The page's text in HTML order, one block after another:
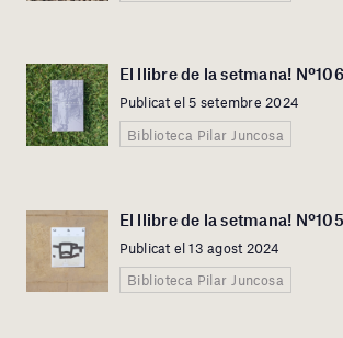
El llibre de la setmana! Nº106
Publicat el 5 setembre 2024
Biblioteca Pilar Juncosa
El llibre de la setmana! Nº105
Publicat el 13 agost 2024
Biblioteca Pilar Juncosa